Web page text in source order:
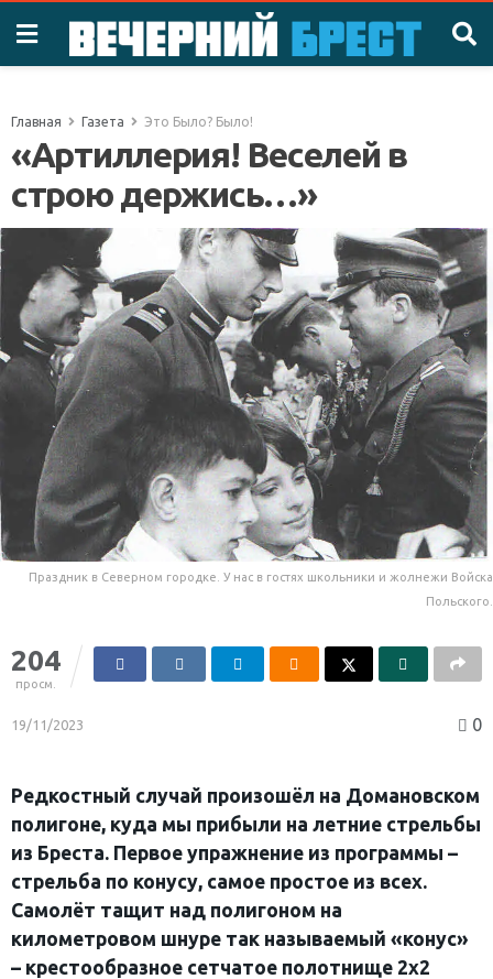
Главная Газета Это Было? Было!
«Артиллерия! Веселей в
строю держись…»
Праздник в Северном городке. У нас в гостях школьники и жолнежи Войска
Польского.
204
просм.
19/11/2023 0
Редкостный случай произошёл на Домановском
полигоне, куда мы прибыли на летние стрельбы
из Бреста. Первое упражнение из программы –
стрельба по конусу, самое простое из всех.
Самолёт тащит над полигоном на
километровом шнуре так называемый «конус»
– крестообразное сетчатое полотнище 2х2